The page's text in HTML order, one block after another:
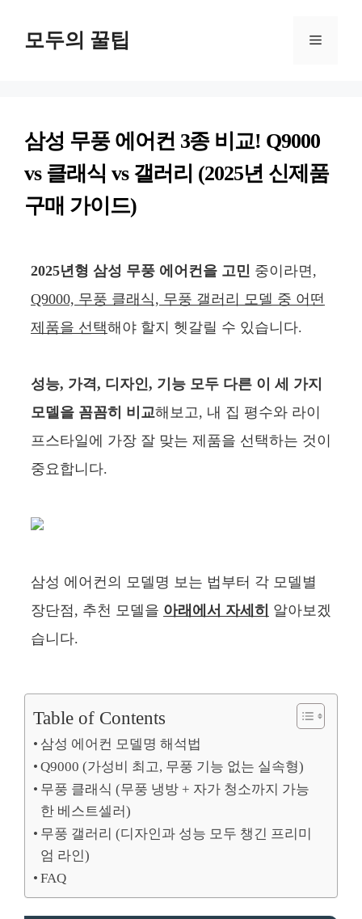
모두의 꿀팁 메
삼성 무풍 에어컨 3종 비교! Q9000
vs 클래식 vs 갤러리 (2025년 신제품
구매 가이드)
2025년형 삼성 무풍 에어컨을 고민 중이라면,
Q9000, 무풍 클래식, 무풍 갤러리 모델 중 어떤
제품을 선택해야 할지 헷갈릴 수 있습니다.
성능, 가격, 디자인, 기능 모두 다른 이 세 가지
모델을 꼼꼼히 비교해보고, 내 집 평수와 라이
프스타일에 가장 잘 맞는 제품을 선택하는 것이
중요합니다.
삼성 에어컨의 모델명 보는 법부터 각 모델별
장단점, 추천 모델을 아래에서 자세히 알아보겠
습니다.
Table of Contents
삼성 에어컨 모델명 해석법
Q9000 (가성비 최고, 무풍 기능 없는 실속형)
무풍 클래식 (무풍 냉방 + 자가 청소까지 가능
한 베스트셀러)
무풍 갤러리 (디자인과 성능 모두 챙긴 프리미
엄 라인)
FAQ